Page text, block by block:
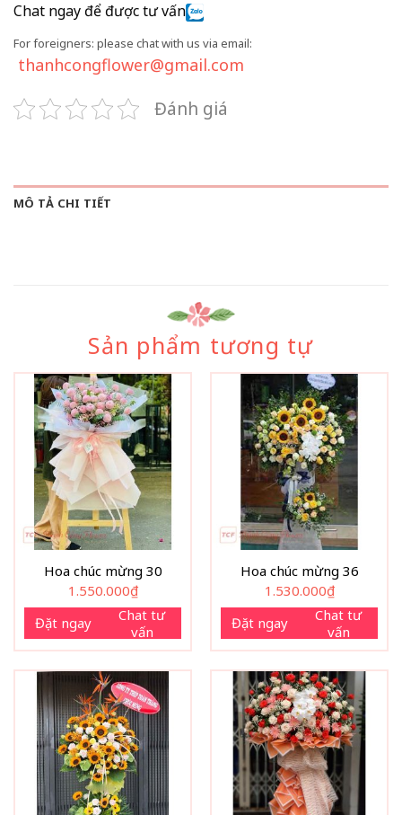
Chat ngay để được tư vấn
For foreigners: please chat with us via email:
thanhcongflower@gmail.com
Đánh giá
MÔ TẢ CHI TIẾT
Sản phẩm tương tự
Hoa chúc mừng 30
1.550.000₫
Đặt ngay
Chat tư
vấn
Hoa chúc mừng 36
1.530.000₫
Đặt ngay
Chat tư
vấn